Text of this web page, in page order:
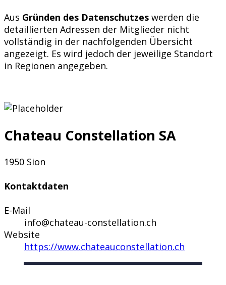
Aus Gründen des Datenschutzes werden die
detaillierten Adressen der Mitglieder nicht
vollständig in der nachfolgenden Übersicht
angezeigt. Es wird jedoch der jeweilige Standort
in Regionen angegeben.
Chateau Constellation SA
1950 Sion
Kontaktdaten
E-Mail
info@chateau-constellation.ch
Website
https://www.chateauconstellation.ch